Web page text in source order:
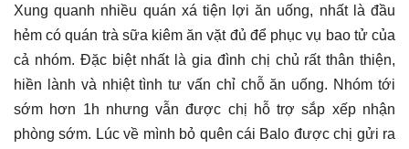
Xung quanh nhiều quán xá tiện lợi ăn uống, nhất là đầu
hẻm có quán trà sữa kiêm ăn vặt đủ để phục vụ bao tử của
cả nhóm. Đặc biệt nhất là gia đình chị chủ rất thân thiện,
hiền lành và nhiệt tình tư vấn chỉ chỗ ăn uống. Nhóm tới
sớm hơn 1h nhưng vẫn được chị hỗ trợ sắp xếp nhận
phòng sớm. Lúc về mình bỏ quên cái Balo được chị gửi ra